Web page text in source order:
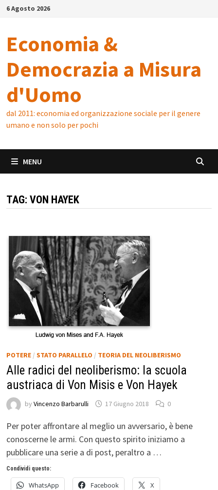
Skip6 Agosto 2026
Economia &
Democrazia a Misura
d'Uomo
dal 2011: economia ed organizzazione sociale per il genere
umano e non solo per pochi
MENU
TAG: VON HAYEK
POTERE/ STATO PARALLELO / TEORIA DEL NEOLIBERISMO
Alle radici del neoliberismo: la scuola
austriaca di Von Misis e Von Hayek
by Vincenzo Barbarulli 17 Giugno 2018 0
Per poter affrontare al meglio un avversario, è bene
conoscerne le armi. Con questo spirito iniziamo a
pubblicare una serie a di post, peraltro a …
Condividi questo:
WhatsApp Facebook X